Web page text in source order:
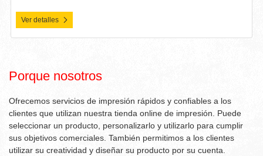
Ver detalles
Porque nosotros
Ofrecemos servicios de impresión rápidos y confiables a los
clientes que utilizan nuestra tienda online de impresión. Puede
seleccionar un producto, personalizarlo y utilizarlo para cumplir
sus objetivos comerciales. También permitimos a los clientes
utilizar su creatividad y diseñar su producto por su cuenta.